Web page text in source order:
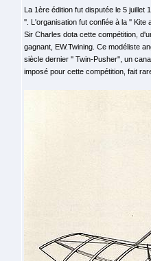
La 1ère édition fut disputée le 5 juillet
''. L'organisation fut confiée à la '' Kite
Sir Charles dota cette compétition,
gagnant, EW.Twining. Ce modéliste
siècle dernier '' Twin-Pusher'', un
imposé pour cette compétition, fait